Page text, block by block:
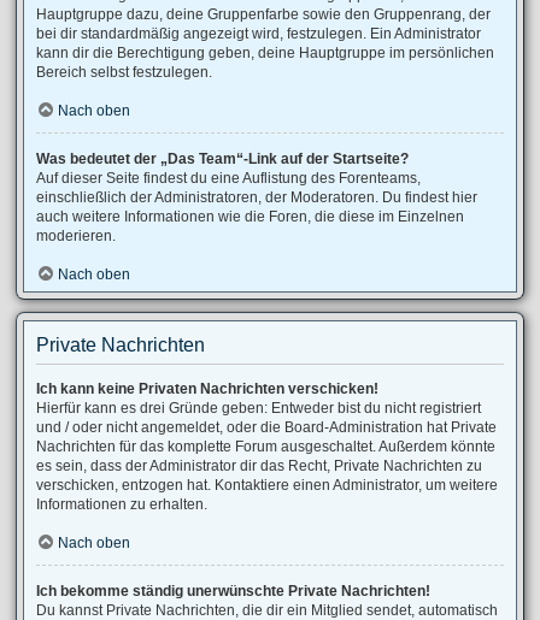
Hauptgruppe dazu, deine Gruppenfarbe sowie den Gruppenrang, der
bei dir standardmäßig angezeigt wird, festzulegen. Ein Administrator
kann dir die Berechtigung geben, deine Hauptgruppe im persönlichen
Bereich selbst festzulegen.
Nach oben
Was bedeutet der „Das Team“-Link auf der Startseite?
Auf dieser Seite findest du eine Auflistung des Forenteams,
einschließlich der Administratoren, der Moderatoren. Du findest hier
auch weitere Informationen wie die Foren, die diese im Einzelnen
moderieren.
Nach oben
Private Nachrichten
Ich kann keine Privaten Nachrichten verschicken!
Hierfür kann es drei Gründe geben: Entweder bist du nicht registriert
und / oder nicht angemeldet, oder die Board-Administration hat Private
Nachrichten für das komplette Forum ausgeschaltet. Außerdem könnte
es sein, dass der Administrator dir das Recht, Private Nachrichten zu
verschicken, entzogen hat. Kontaktiere einen Administrator, um weitere
Informationen zu erhalten.
Nach oben
Ich bekomme ständig unerwünschte Private Nachrichten!
Du kannst Private Nachrichten, die dir ein Mitglied sendet, automatisch